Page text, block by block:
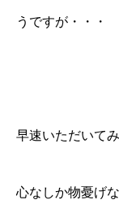
うですが・・・
早速いただいて
心なしか物憂げ